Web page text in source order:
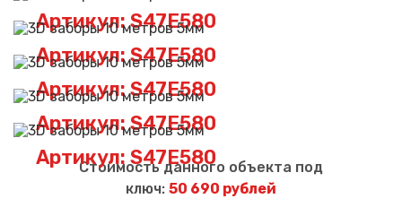
Артикул: S47E580
Артикул: S47E580
Артикул: S47E580
Артикул: S47E580
Артикул: S47E580
Стоимость данного объекта под
ключ: 50 690 рублей